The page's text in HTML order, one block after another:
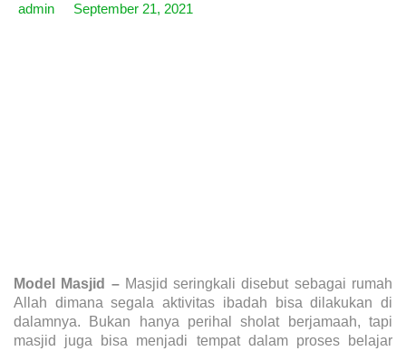
admin September 21, 2021
Model Masjid –Masjid seringkali disebut sebagai rumah
Allah dimana segala aktivitas ibadah bisa dilakukan di
dalamnya. Bukan hanya perihal sholat berjamaah, tapi
masjid juga bisa menjadi tempat dalam proses belajar